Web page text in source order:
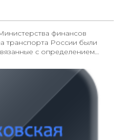
перевозки
финансов
транспорта России были
с определением
транспортом и городским
транспортом по
а также изменения
контрактов. В письме
1) Приказ Министерства
октября 2021 года № 351,
определения НМЦК при
перевозок, является